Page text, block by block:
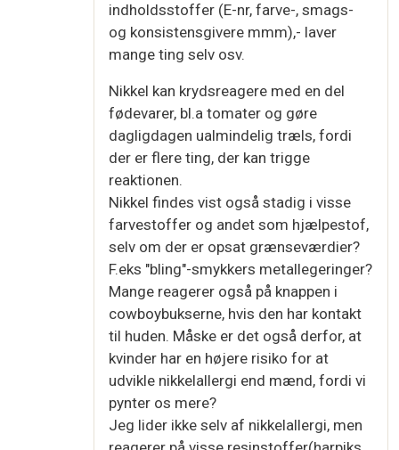
indholdsstoffer (E-nr, farve-, smags-
og konsistensgivere mmm),- laver
mange ting selv osv.
Nikkel kan krydsreagere med en del
fødevarer, bl.a tomater og gøre
dagligdagen ualmindelig træls, fordi
der er flere ting, der kan trigge
reaktionen.
Nikkel findes vist også stadig i visse
farvestoffer og andet som hjælpestof,
selv om der er opsat grænseværdier?
F.eks "bling"-smykkers metallegeringer?
Mange reagerer også på knappen i
cowboybukserne, hvis den har kontakt
til huden. Måske er det også derfor, at
kvinder har en højere risiko for at
udvikle nikkelallergi end mænd, fordi vi
pynter os mere?
Jeg lider ikke selv af nikkelallergi, men